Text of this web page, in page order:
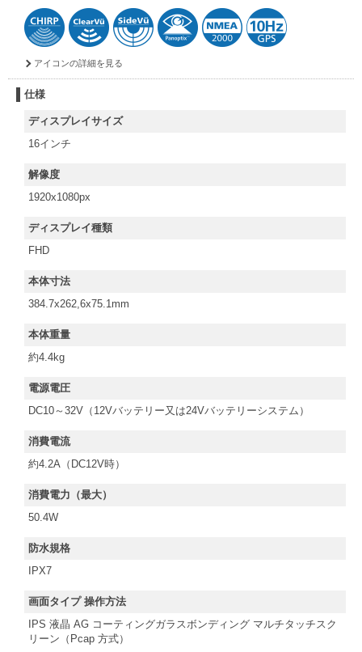
アイコンの詳細を見る
仕様
ディスプレイサイズ
16インチ
解像度
1920x1080px
ディスプレイ種類
FHD
本体寸法
384.7x262,6x75.1mm
本体重量
約4.4kg
電源電圧
DC10～32V（12Vバッテリー又は24Vバッテリーシステム）
消費電流
約4.2A（DC12V時）
消費電力（最大）
50.4W
防水規格
IPX7
画面タイプ 操作方法
IPS 液晶 AG コーティングガラスボンディング マルチタッチスク
リーン（Pcap 方式）